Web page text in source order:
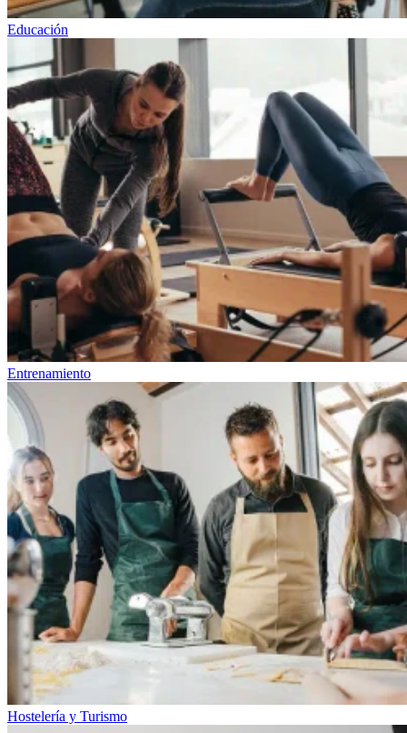
Educación
Entrenamiento
Hostelería y Turismo